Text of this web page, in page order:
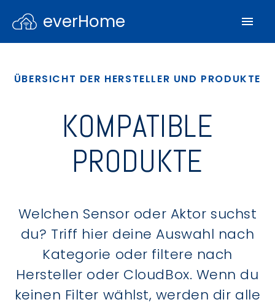
everHome
ÜBERSICHT DER HERSTELLER UND PRODUKTE
KOMPATIBLE
PRODUKTE
Welchen Sensor oder Aktor suchst
du? Triff hier deine Auswahl nach
Kategorie oder filtere nach
Hersteller oder CloudBox. Wenn du
keinen Filter wählst, werden dir alle